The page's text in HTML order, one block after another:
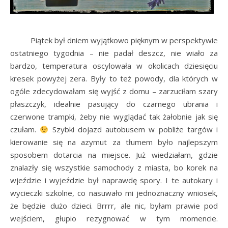
Piątek był dniem wyjątkowo pięknym w perspektywie
ostatniego tygodnia – nie padał deszcz, nie wiało za
bardzo, temperatura oscylowała w okolicach dziesięciu
kresek powyżej zera. Były to też powody, dla których w
ogóle zdecydowałam się wyjść z domu – zarzuciłam szary
płaszczyk, idealnie pasujący do czarnego ubrania i
czerwone trampki, żeby nie wyglądać tak żałobnie jak się
czułam.
Szybki dojazd autobusem w pobliże targów i
kierowanie się na azymut za tłumem było najlepszym
sposobem dotarcia na miejsce. Już wiedziałam, gdzie
znalazły się wszystkie samochody z miasta, bo korek na
wjeździe i wyjeździe był naprawdę spory. I te autokary i
wycieczki szkolne, co nasuwało mi jednoznaczny wniosek,
że będzie dużo dzieci. Brrrr, ale nic, byłam prawie pod
wejściem, głupio rezygnować w tym momencie.